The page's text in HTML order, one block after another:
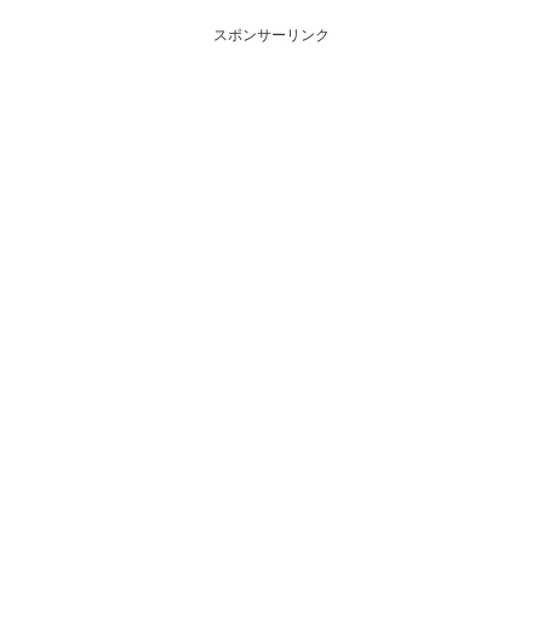
(注意喚起・申込停止)など、空売
り関連情報を集計し、図解でわ
喚起・申込停止)など、空売り関
連情報を集計し、図解でわかり
スポンサーリンク